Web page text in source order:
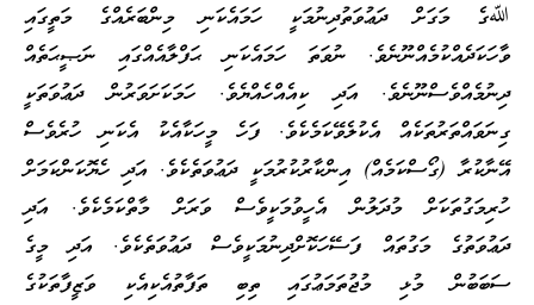
ﷲގެ މަގަށް ދަޢުވަތުދިނުމަކީ ހަމައެކަނި މިންބަރެއްގެ މަތީގައި
ވާހަކަދެއްކުމެއްނޫނެވެ. ނުވަތަ ހަމައެކަނި ޙަފްލާއެއްގައި ނަޞީޙަތެއް
ދިނުމެއްވެސްނޫނެވެ. އަދި ކިއެއްހެއްޔެވެ. ހަމަކަށަވަރުން ދަޢުވަތަކީ
ގިނަވައްތަރުތަކެއް އެކުލެވޭކަމެކެވެ. ފަހެ މީހަކާއެކު އެކަނި ހުރެވެސް
އޭނާކުރާ (ގޯސްކަމެއް) އިންކާރުކުރުމަކީ ދަޢުވަތެކެވެ. އަދި ހެޔޮކަންކަމަށް
ހުރިމަގުތަކަށް މުދަލުން އެހީވުމަކީވެސް ވަރަށް މާތްކަމެކެވެ. އަދި
ދަޢުވަތުގެ މަގުތައް ފަސޭހަކޮށްދިނުމަކީވެސް ދަޢުވަތެކެވެ. އަދި މީގެ
ސަބަބުން މުޅި މުޖުތަމަޢުގައި ތިބި ތަފާތުއެކިއެކި ވަޒީފާތަކުގެ